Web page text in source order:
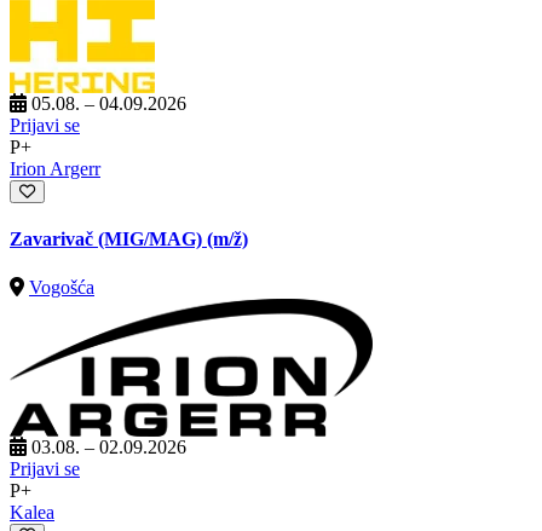
05.08. – 04.09.2026
Prijavi se
P+
Irion Argerr
Zavarivač (MIG/MAG) (m/ž)
Vogošća
03.08. – 02.09.2026
Prijavi se
P+
Kalea